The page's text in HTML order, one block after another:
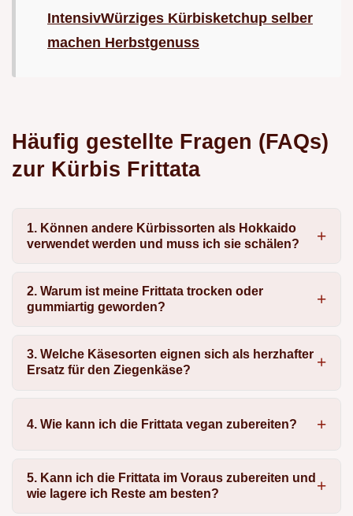
IntensivWürziges Kürbisketchup selber
machen Herbstgenuss
Häufig gestellte Fragen (FAQs)
zur Kürbis Frittata
1. Können andere Kürbissorten als Hokkaido
verwendet werden und muss ich sie schälen?
2. Warum ist meine Frittata trocken oder
gummiartig geworden?
3. Welche Käsesorten eignen sich als herzhafter
Ersatz für den Ziegenkäse?
4. Wie kann ich die Frittata vegan zubereiten?
5. Kann ich die Frittata im Voraus zubereiten und
wie lagere ich Reste am besten?